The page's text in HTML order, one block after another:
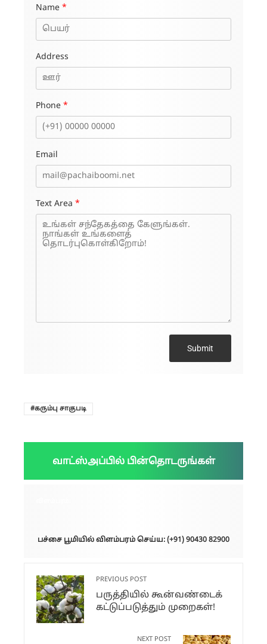
Name *
Address
Phone *
Email
Text Area *
Submit
கரும்பு சாகுபடி
வாட்ஸ்அப்பில் பின்தொடருங்கள்
பச்சை பூமியில் விளம்பரம் செய்ய: (+91) 90430 82900
PREVIOUS POST
பருத்தியில் கூன்வண்டைக்
கட்டுப்படுத்தும் முறைகள்!
NEXT POST